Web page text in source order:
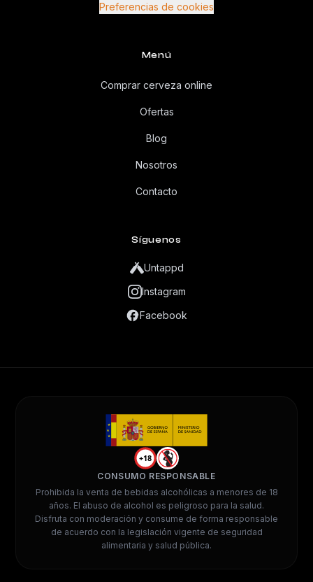
Preferencias de cookies
Menú
Comprar cerveza online
Ofertas
Blog
Nosotros
Contacto
Síguenos
Untappd
Instagram
Facebook
+18
CONSUMO RESPONSABLE
Prohibida la venta de bebidas alcohólicas a menores de 18
años. El abuso de alcohol es peligroso para la salud.
Disfruta con moderación y consume de forma responsable
de acuerdo con la legislación vigente de seguridad
alimentaria y salud pública.